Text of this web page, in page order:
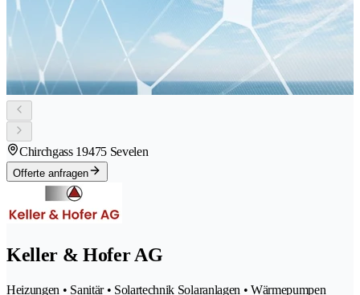
Chirchgass 19475 Sevelen
Offerte anfragen
Keller & Hofer AG
Heizungen • Sanitär • Solartechnik Solaranlagen • Wärmepumpen